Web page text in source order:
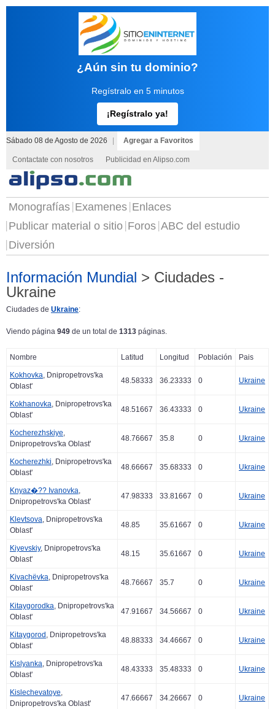
¿Aún sin tu dominio?
Regístralo en 5 minutos
¡Regístralo ya!
Sábado 08 de Agosto de 2026 Agregar a Favoritos
Contactate con nosotros Publicidad en Alipso.com
Monografías Examenes Enlaces
Publicar material o sitio Foros ABC del estudio
Diversión
Información Mundial > Ciudades -
Ukraine
Ciudades de Ukraine:
Viendo página 949 de un total de 1313 páginas.
Nombre Latitud Longitud Población Pais
Kokhovka, Dnipropetrovs'ka
Oblast'
48.58333 36.23333 0 Ukraine
Kokhanovka, Dnipropetrovs'ka
Oblast'
48.51667 36.43333 0 Ukraine
Kocherezhskiye,
Dnipropetrovs'ka Oblast'
48.76667 35.8 0 Ukraine
Kocherezhki, Dnipropetrovs'ka
Oblast'
48.66667 35.68333 0 Ukraine
Knyaz�?? Ivanovka,
Dnipropetrovs'ka Oblast'
47.98333 33.81667 0 Ukraine
Klevtsova, Dnipropetrovs'ka
Oblast'
48.85 35.61667 0 Ukraine
Kiyevskiy, Dnipropetrovs'ka
Oblast'
48.15 35.61667 0 Ukraine
Kivachëvka, Dnipropetrovs'ka
Oblast'
48.76667 35.7 0 Ukraine
Kitaygorodka, Dnipropetrovs'ka
Oblast'
47.91667 34.56667 0 Ukraine
Kitaygorod , Dnipropetrovs'ka
Oblast'
48.88333 34.46667 0 Ukraine
Kislyanka, Dnipropetrovs'ka
Oblast'
48.43333 35.48333 0 Ukraine
Kislechevatoye,
Dnipropetrovs'ka Oblast'
47.66667 34.26667 0 Ukraine